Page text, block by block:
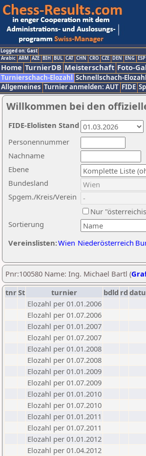
Logged on: Gast
Arabic ARM AZE BIH BUL CAT CHN CRO CZE DEN ENG ESP
Home TurnierDB Meisterschaft Foto-
Turnierschach-Elozahl Schnellschach-Elozahl
Allgemeines Turnier anmelden: AUT FIDE
Willkommen bei den
Nachname
Ebene
Sortierung
Personennummer
Bundesland
Spgem./Kreis/Verein
Nur
Vereinslisten:Wien Niederösterreich
FIDE-Elolisten Stand
Pnr:100580 Name: Ing. Michael Bartl (
tnrSt turnier bdld rd
Elozahl per 01.01.2006
Elozahl per 01.07.2006
Elozahl per 01.01.2007
Elozahl per 01.07.2007
Elozahl per 01.01.2008
Elozahl per 01.07.2008
Elozahl per 01.01.2009
Elozahl per 01.07.2009
Elozahl per 01.01.2010
Elozahl per 01.07.2010
Elozahl per 01.01.2011
Elozahl per 01.07.2011
Elozahl per 01.01.2012
Elozahl per 01.04.2012